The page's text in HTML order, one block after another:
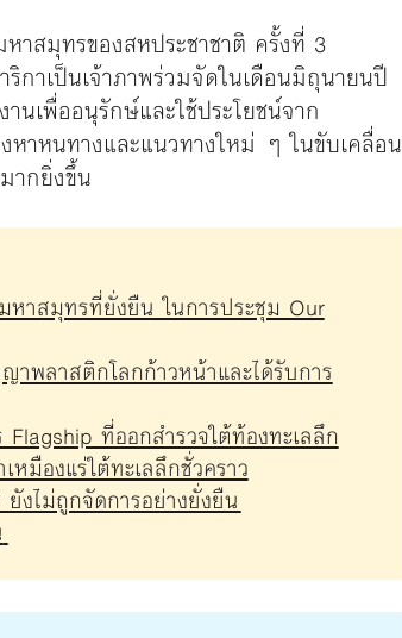
าสมุทรของสหประชาชาติ ครั้งที่ 3
กาเป็นเจ้าภาพร่วมจัดในเดือนมิถุนายนปี
นเพื่ออนุรักษ์และใช้ประโยชน์จาก
าหนทางและแนวทางใหม่ ๆ ในขับเคลื่อน
ากยิ่งขึ้น
าสมุทรที่ยั่งยืน ในการประชุม Our
พลาสติกโลกก้าวหน้าและได้รับการ
ที่ออกสำรวจใต้ท้องทะเลลึก
มืองแร่ใต้ทะเลลึกชั่วคราว
งไม่ถูกจัดการอย่างยั่งยืน